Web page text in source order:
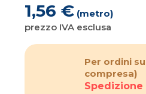
1,56 €(metro)
prezzo IVA esclusa
Per ordini
compresa)